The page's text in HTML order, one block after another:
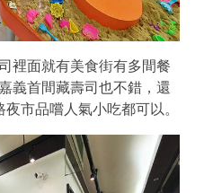
裡面就有美食街有多間餐
義首間藏壽司也不錯，還
市品嚐人氣小吃都可以。